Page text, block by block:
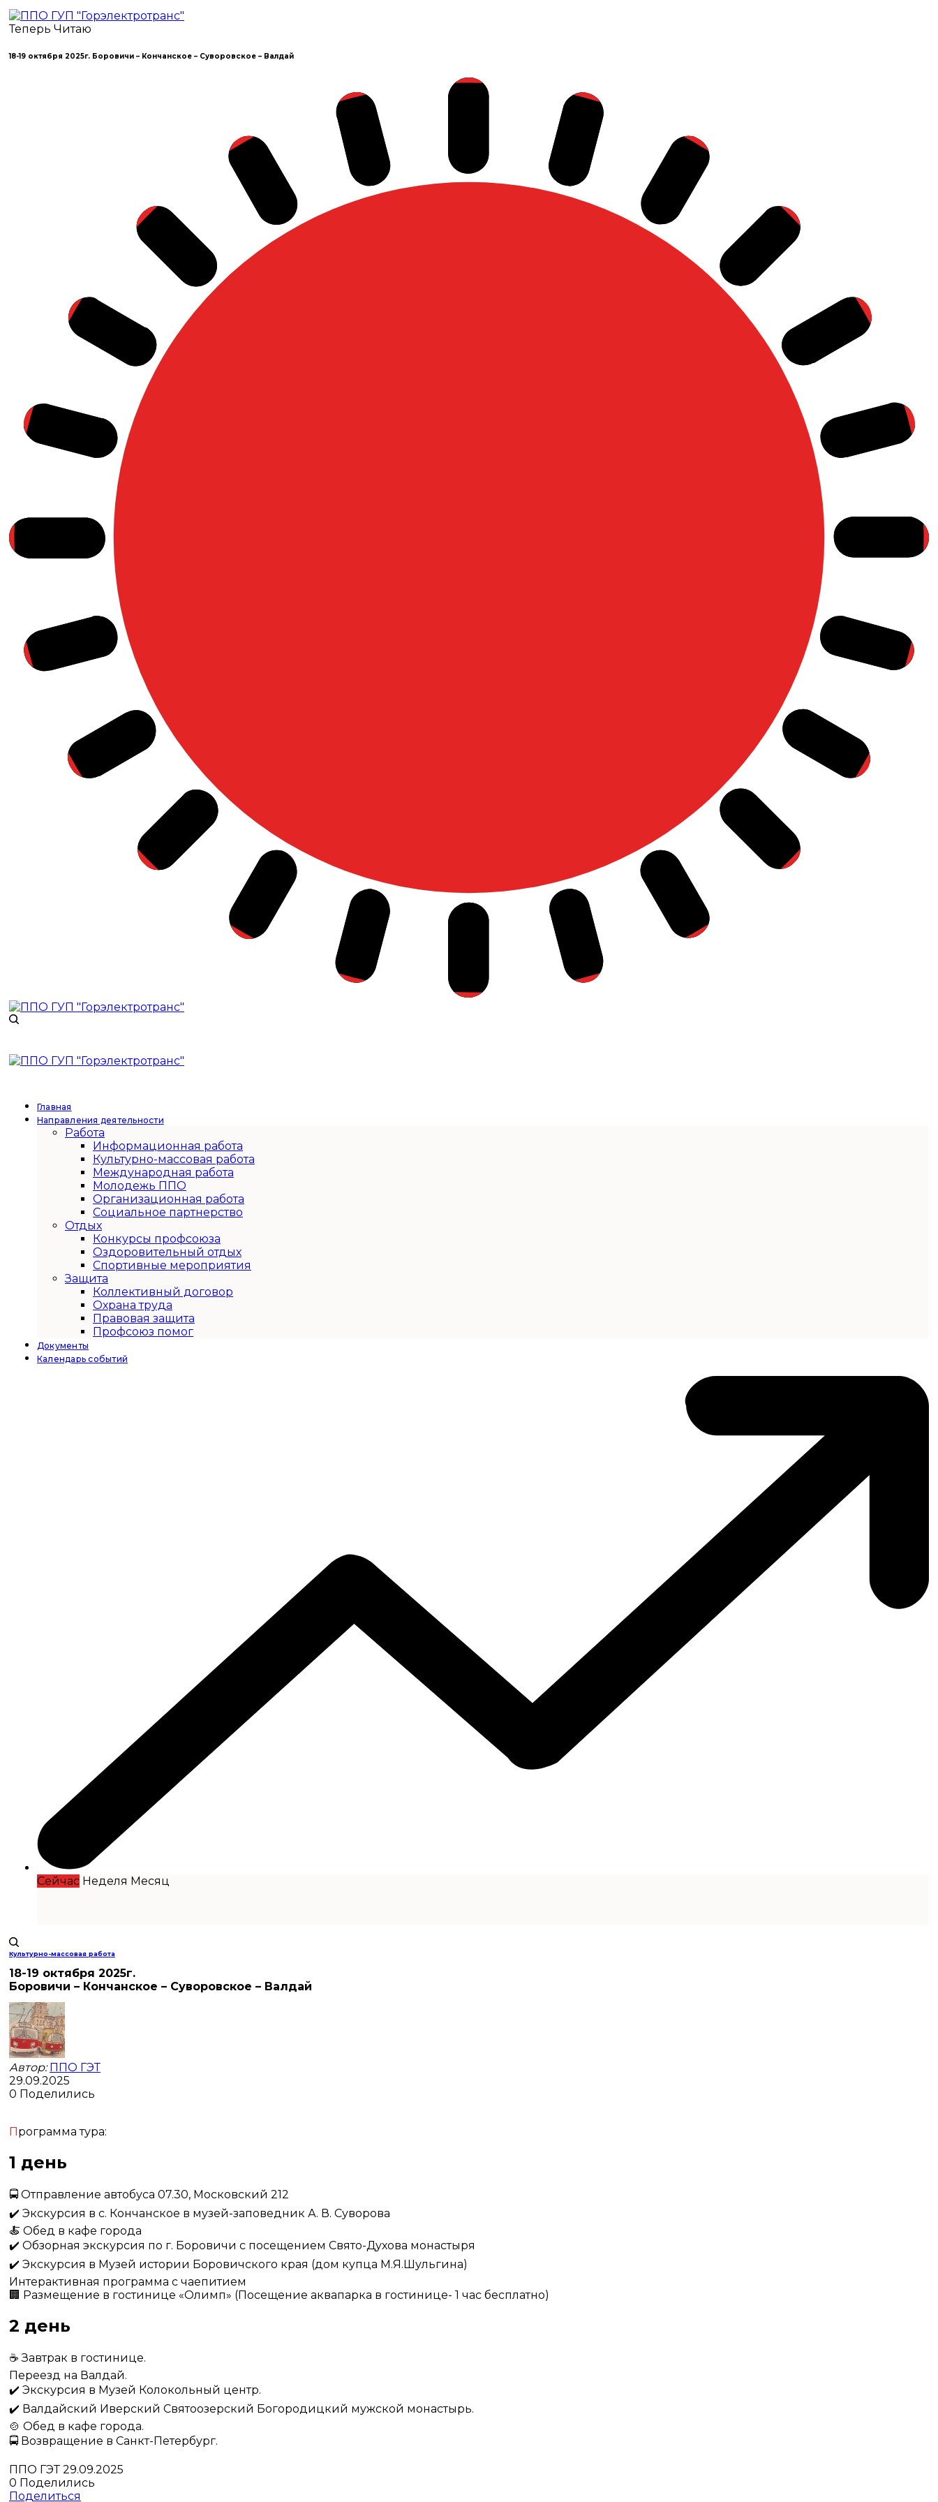
Теперь Читаю
18-19 октября 2025г. Боровичи – Кончанское – Суворовское – Валдай
Главная
Направления деятельности
Работа
Информационная работа
Культурно-массовая работа
Международная работа
Молодежь ППО
Организационная работа
Социальное партнерство
Отдых
Конкурсы профсоюза
Оздоровительный отдых
Спортивные мероприятия
Защита
Коллективный договор
Охрана труда
Правовая защита
Профсоюз помог
Документы
Календарь событий
Сейчас Неделя Месяц
Культурно-массовая работа
18-19 октября 2025г.
Боровичи – Кончанское – Суворовское – Валдай
Автор: ППО ГЭТ
29.09.2025
0 Поделились
Программа тура:
1 день
🚍 Отправление автобуса 07.30, Московский 212
✔️ Экскурсия в с. Кончанское в музей-заповедник А. В. Суворова
🍝 Обед в кафе города
✔️ Обзорная экскурсия по г. Боровичи с посещением Свято-Духова монастыря
✔️ Экскурсия в Музей истории Боровичского края (дом купца М.Я.Шульгина)
Интерактивная программа с чаепитием
🏢 Размещение в гостинице «Олимп» (Посещение аквапарка в гостинице- 1 час бесплатно)
2 день
☕️ Завтрак в гостинице.
Переезд на Валдай.
✔️ Экскурсия в Музей Колокольный центр.
✔️ Валдайский Иверский Святоозерский Богородицкий мужской монастырь.
🍲 Обед в кафе города.
🚍 Возвращение в Санкт-Петербург.
ППО ГЭТ 29.09.2025
0 Поделились
Поделиться